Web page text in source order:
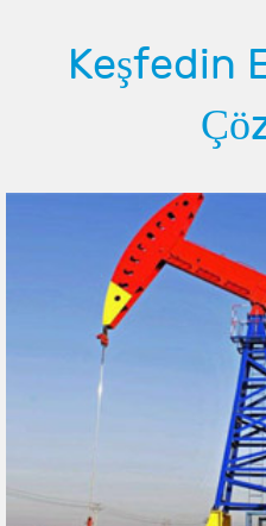
Keşfedin